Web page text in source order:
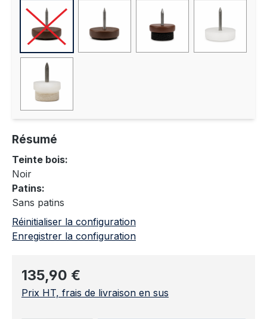
Résumé
Teinte bois:
Noir
Patins:
Sans patins
Réinitialiser la configuration
Enregistrer la configuration
Prix régulier :
135,90 €
Prix HT, frais de livraison en sus